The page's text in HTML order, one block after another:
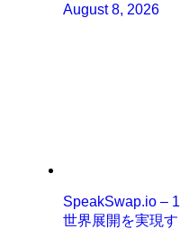
August 8, 2026
SpeakSwap.io –
世界展開を実現